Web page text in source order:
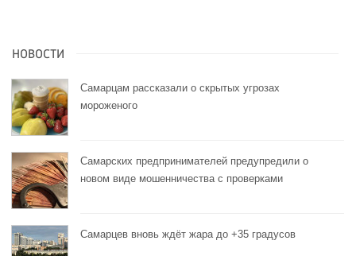
НОВОСТИ
Самарцам рассказали о скрытых угрозах
мороженого
Самарских предпринимателей предупредили о
новом виде мошенничества с проверками
Самарцев вновь ждёт жара до +35 градусов